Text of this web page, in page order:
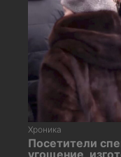
Хроника
Посетители
угощение,